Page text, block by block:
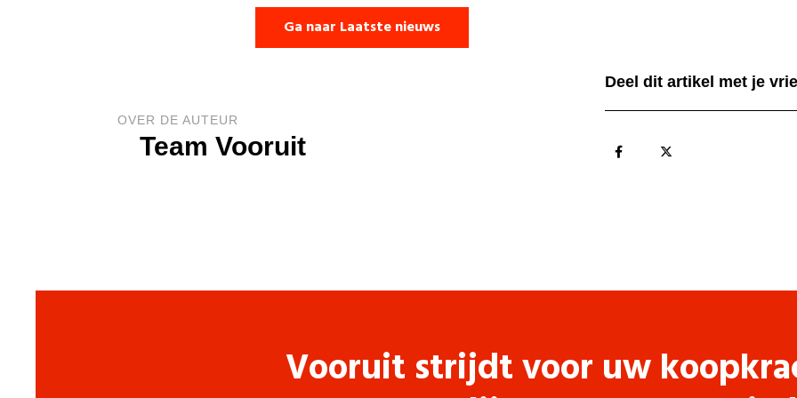
Ga naar Laatste nieuws
OVER DE AUTEUR
Team Vooruit
Deel dit artikel met je
Vooruit strijdt voor uw